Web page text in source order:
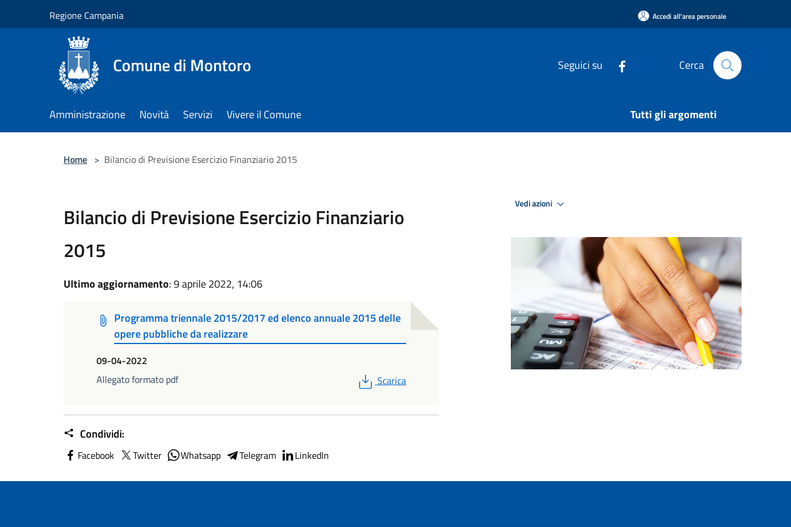
Regione Campania Accedi all'area personale
Comune di Montoro Seguici su Cerca
Amministrazione Novità Servizi Vivere il Comune Tutti gli argomenti
Home > Bilancio di Previsione Esercizio Finanziario 2015
Bilancio di Previsione Esercizio Finanziario
2015
Ultimo aggiornamento: 9 aprile 2022, 14:06
Programma triennale 2015/2017 ed elenco annuale 2015 delle
opere pubbliche da realizzare
09-04-2022
Allegato formato pdf
PDF
Scarica
Condividi:
Facebook Twitter Whatsapp Telegram LinkedIn
Vedi azioni